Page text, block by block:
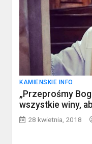
KAMIENSKIE INFO
„Przeprośmy
wszystkie winy,
28 kwietnia, 2018